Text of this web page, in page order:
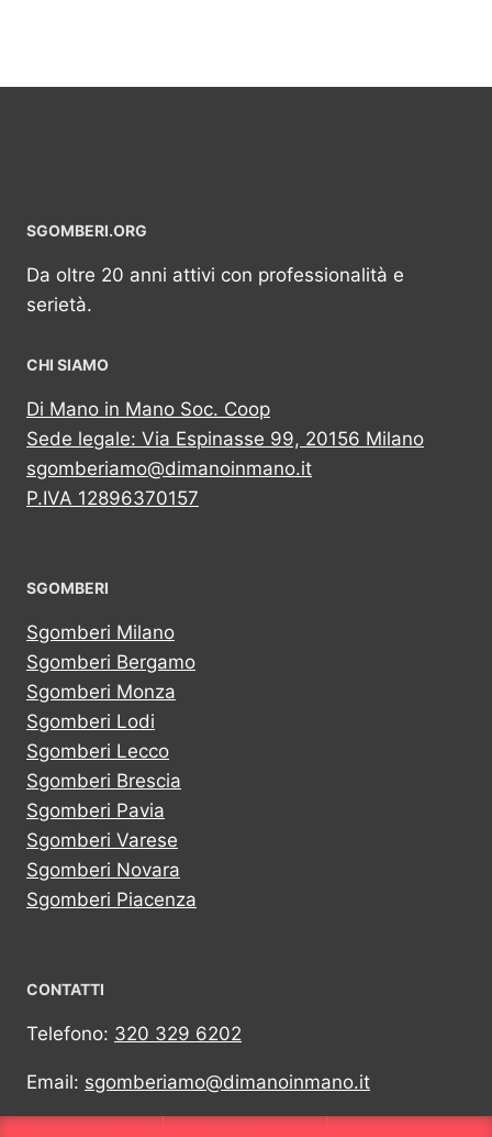
SGOMBERI.ORG
Da oltre 20 anni attivi con professionalità e
serietà.
CHI SIAMO
Di Mano in Mano Soc. Coop
Sede legale: Via Espinasse 99, 20156 Milano
sgomberiamo@dimanoinmano.it
P.IVA 12896370157
SGOMBERI
Sgomberi Milano
Sgomberi Bergamo
Sgomberi Monza
Sgomberi Lodi
Sgomberi Lecco
Sgomberi Brescia
Sgomberi Pavia
Sgomberi Varese
Sgomberi Novara
Sgomberi Piacenza
CONTATTI
Telefono: 320 329 6202
Email: sgomberiamo@dimanoinmano.it